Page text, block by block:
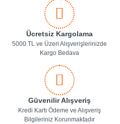
Ücretsiz Kargolama
5000 TL ve Üzeri Alışverişlerinizde
Kargo Bedava
Güvenilir Alışveriş
Kredi Kartı Ödeme ve Alışveriş
Bilgileriniz Korunmaktadır